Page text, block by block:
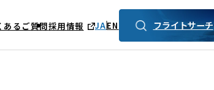
あるご質問採用情報 JAEN フライトサーチ